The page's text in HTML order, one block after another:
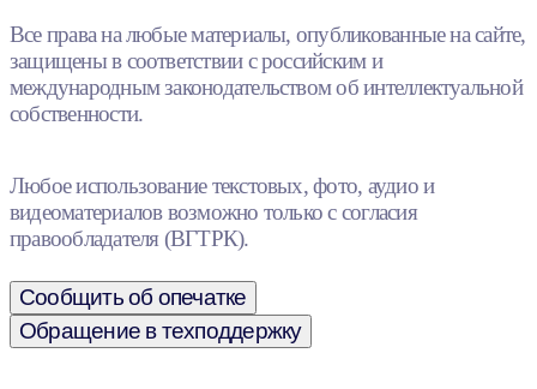
Все права на любые материалы, опубликованные на сайте,
защищены в соответствии с российским и
международным законодательством об интеллектуальной
собственности.
Любое использование текстовых, фото, аудио и
видеоматериалов возможно только с согласия
правообладателя (ВГТРК).
Сообщить об опечатке
Обращение в техподдержку